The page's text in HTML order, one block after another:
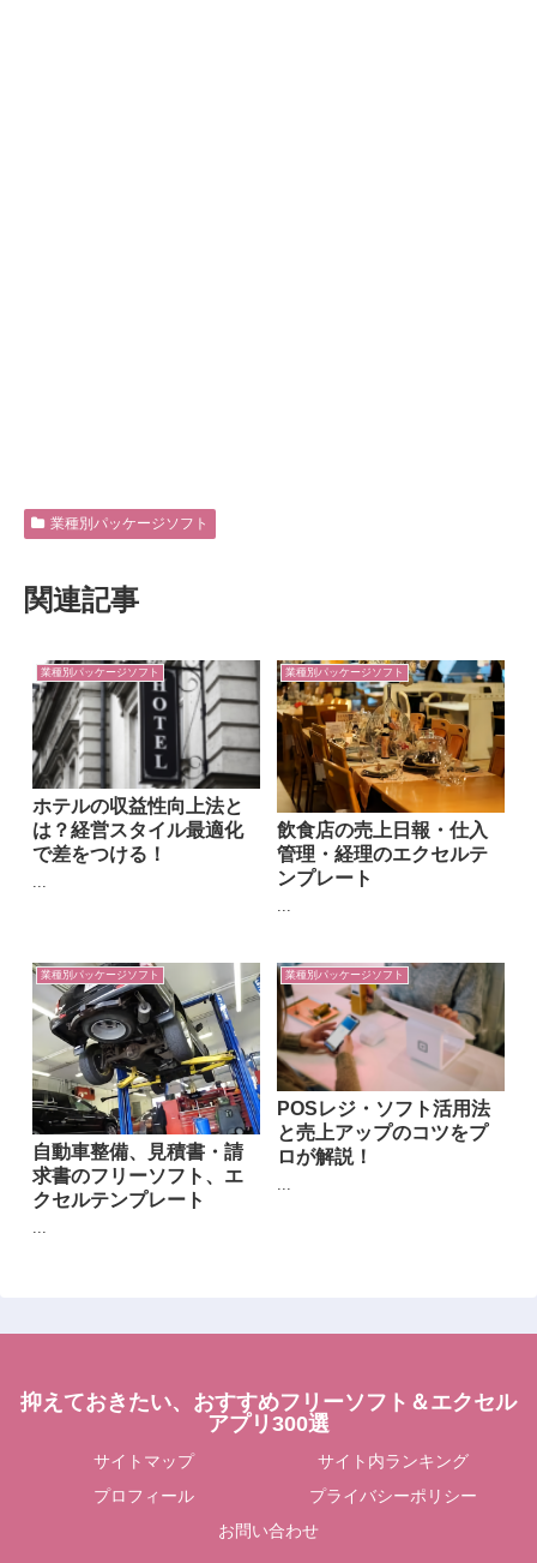
業種別パッケージソフト
関連記事
業種別パッケージソフト
ホテルの収益性向上法と
は？経営スタイル最適化
で差をつける！
業種別パッケージソフト
飲食店の売上日報・仕入
管理・経理のエクセルテ
ンプレート
業種別パッケージソフト
自動車整備、見積書・請
求書のフリーソフト、エ
クセルテンプレート
業種別パッケージソフト
POSレジ・ソフト活用法
と売上アップのコツをプ
ロが解説！
抑えておきたい、おすすめフリーソフト＆エクセル
アプリ300選
サイトマップ
サイト内ランキング
プロフィール
プライバシーポリシー
お問い合わせ